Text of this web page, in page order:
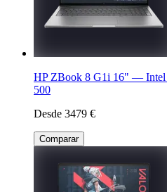
HP ZBook 8 G1i 16" — Intel
500
Desde 3479 €
Comparar